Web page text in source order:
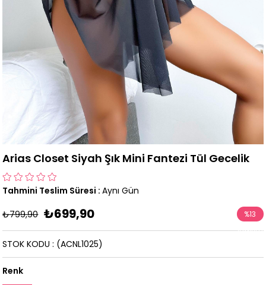
Arias Closet Siyah Şık Mini Fantezi Tül Gecelik
Tahmini Teslim Süresi : Aynı Gün
₺799,90 ₺699,90 %13
İndirim
(ACNL1025)
STOK KODU
Renk